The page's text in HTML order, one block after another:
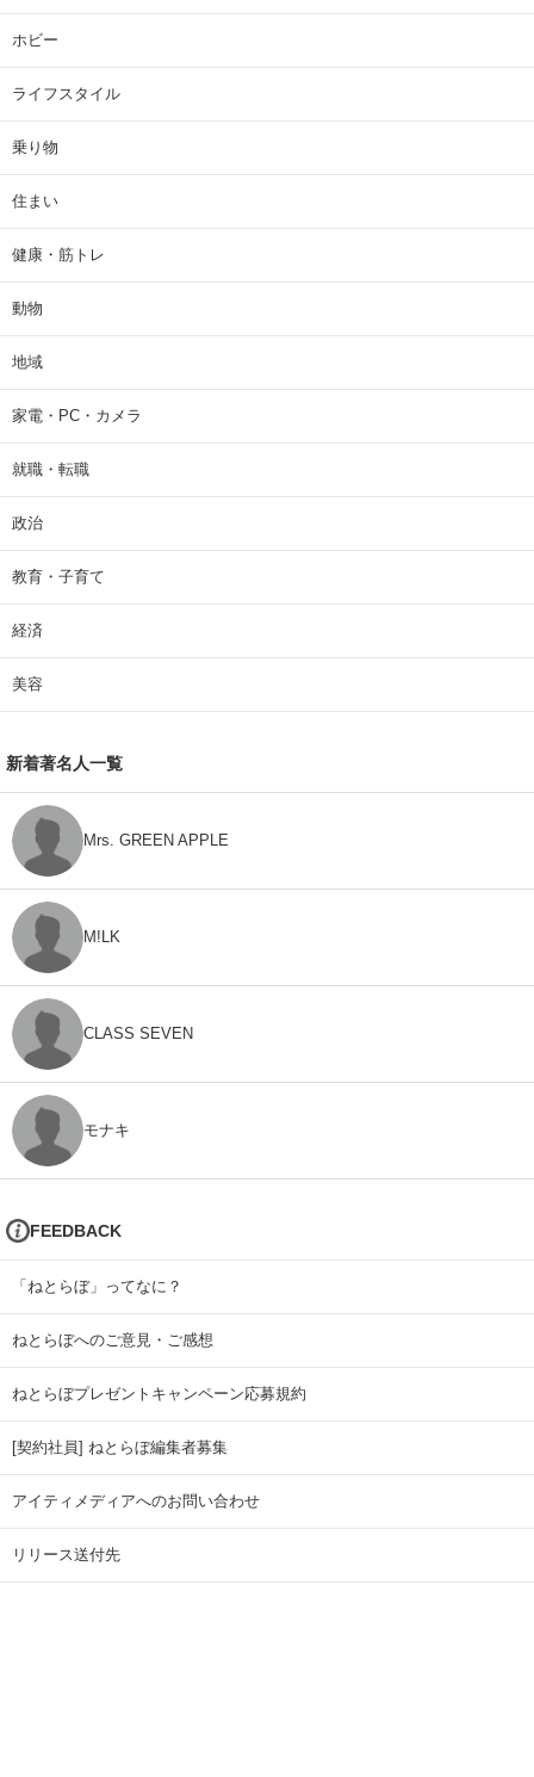
ホビー
ライフスタイル
乗り物
住まい
健康・筋トレ
動物
地域
家電・PC・カメラ
就職・転職
政治
教育・子育て
経済
美容
新着著名人一覧
Mrs. GREEN APPLE
M!LK
CLASS SEVEN
モナキ
FEEDBACK
「ねとらぼ」ってなに？
ねとらぼへのご意見・ご感想
ねとらぼプレゼントキャンペーン応募規約
[契約社員] ねとらぼ編集者募集
アイティメディアへのお問い合わせ
リリース送付先